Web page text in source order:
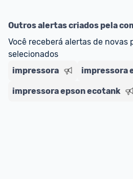
Outros alertas criados pela
Você receberá alertas de novas
selecionados
impressora
impressora
impressora epson ecotank